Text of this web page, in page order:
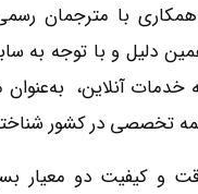
با مترجمان
دلیل و با توجه به
خدمات آنلاین،
تخصصی در کشور
و کیفیت دو معیار